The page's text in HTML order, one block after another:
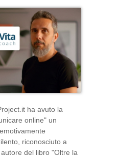
ha avuto la
online" un
riconosciuto a
del libro "Oltre la